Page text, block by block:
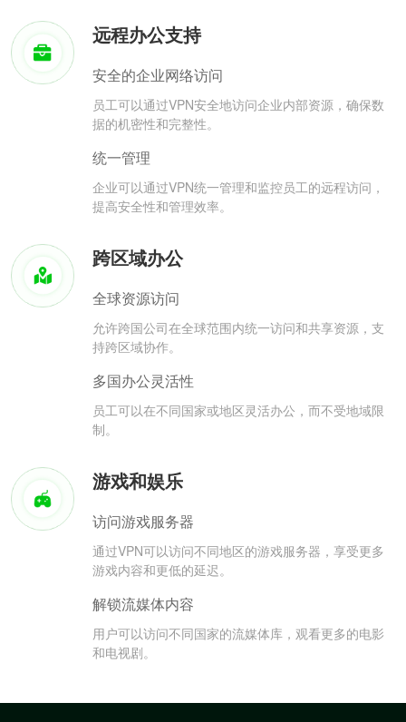
远程办公支持
安全的企业网络访问
员工可以通过VPN安全地访问企业内部资源，确保数
据的机密性和完整性。
统一管理
企业可以通过VPN统一管理和监控员工的远程访问，
提高安全性和管理效率。
跨区域办公
全球资源访问
允许跨国公司在全球范围内统一访问和共享资源，支
持跨区域协作。
多国办公灵活性
员工可以在不同国家或地区灵活办公，而不受地域限
制。
游戏和娱乐
访问游戏服务器
通过VPN可以访问不同地区的游戏服务器，享受更多
游戏内容和更低的延迟。
解锁流媒体内容
用户可以访问不同国家的流媒体库，观看更多的电影
和电视剧。